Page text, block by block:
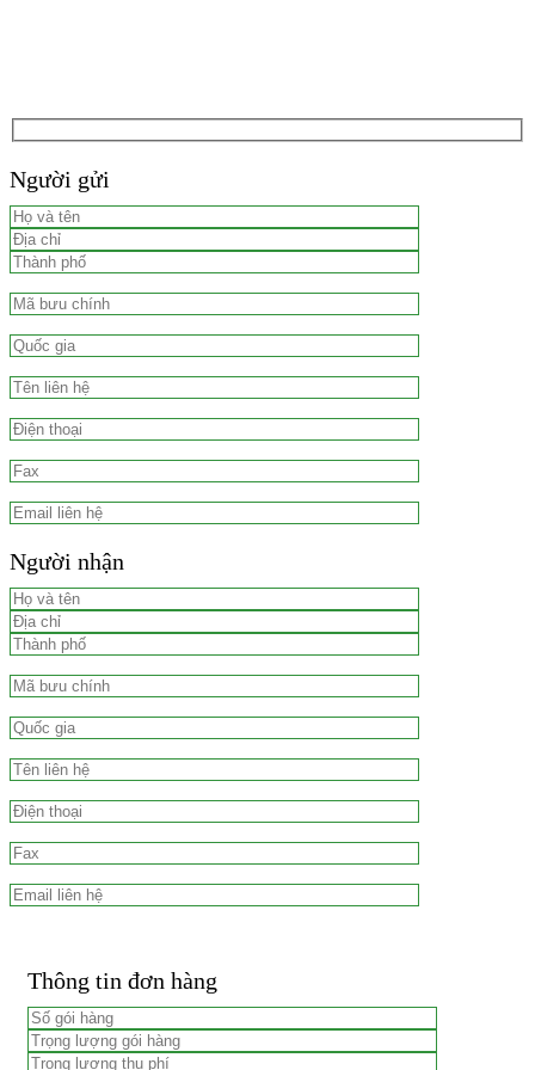
Người gửi
Người nhận
Thông tin đơn hàng